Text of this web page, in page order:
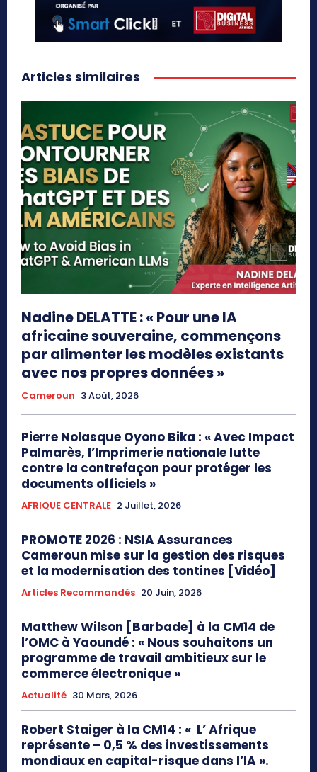
Articles similaires
Nadine DELATTE : « Pour une IA
africaine souveraine, commençons
par alimenter les modèles existants
avec nos propres données »
Cameroun 3 Août, 2026
Pierre Nolasque Oyono Bika : « Avec Impact
Palmarès, l’Imprimerie nationale lutte
contre la contrefaçon pour protéger les
documents officiels »
AFRIQUE CENTRALE 2 Juillet, 2026
PROMOTE 2026 : NSIA Assurances
Cameroun mise sur la gestion des risques
et la modernisation des tontines [Vidéo]
Articles Recommandés 20 Juin, 2026
Matthew Wilson [Barbade] à la CM14 de
l’OMC à Yaoundé : « Nous souhaitons un
programme de travail ambitieux sur le
commerce électronique »
Actualité 30 Mars, 2026
Robert Staiger à la CM14 : « L’ Afrique
représente – 0,5 % des investissements
mondiaux en capital-risque dans l’IA ».